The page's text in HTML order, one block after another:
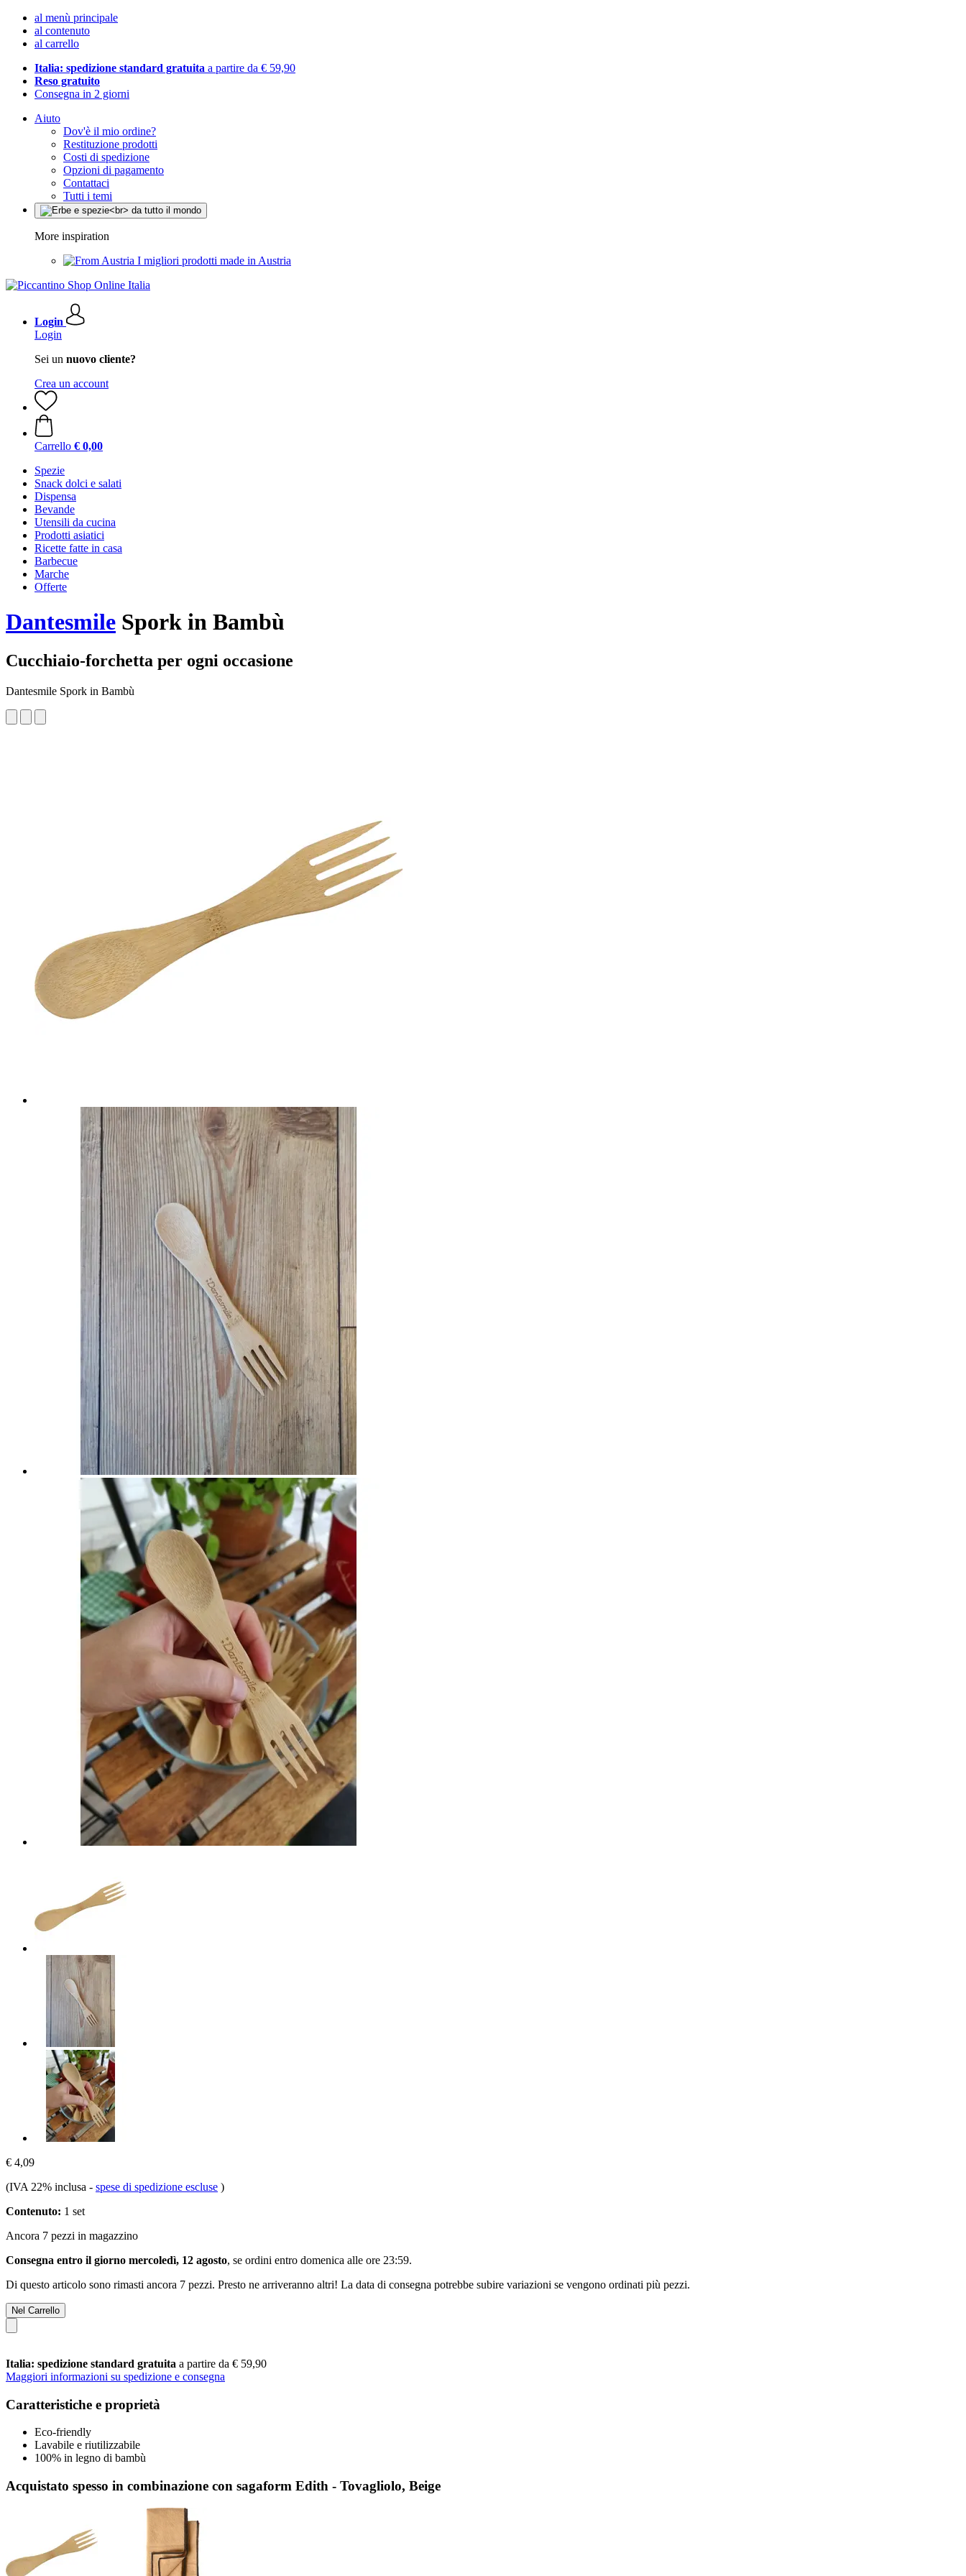
al menù principale
al contenuto
al carrello
Italia: spedizione standard gratuita a partire da € 59,90
Reso gratuito
Consegna in 2 giorni
Aiuto
Dov'è il mio ordine?
Restituzione prodotti
Costi di spedizione
Opzioni di pagamento
Contattaci
Tutti i temi
More inspiration
I migliori prodotti made in Austria
Login
Login
Sei un nuovo cliente?
Crea un account
Carrello € 0,00
Spezie
Snack dolci e salati
Dispensa
Bevande
Utensili da cucina
Prodotti asiatici
Ricette fatte in casa
Barbecue
Marche
Offerte
Dantesmile Spork in Bambù
Cucchiaio-forchetta per ogni occasione
Dantesmile Spork in Bambù
€ 4,09
(IVA 22% inclusa - spese di spedizione escluse )
Contenuto: 1 set
Ancora 7 pezzi in magazzino
Consegna entro il giorno mercoledì, 12 agosto, se ordini entro domenica alle ore 23:59.
Di questo articolo sono rimasti ancora 7 pezzi. Presto ne arriveranno altri! La data di consegna potrebbe subire variazioni se vengono ordinati più pezzi.
Nel Carrello
Italia: spedizione standard gratuita a partire da € 59,90
Maggiori informazioni su spedizione e consegna
Caratteristiche e proprietà
Eco-friendly
Lavabile e riutilizzabile
100% in legno di bambù
Acquistato spesso in combinazione con sagaform Edith - Tovagliolo, Beige